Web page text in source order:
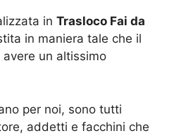
in Trasloco Fai da
in maniera tale che il
un altissimo
per noi, sono tutti
addetti e facchini che